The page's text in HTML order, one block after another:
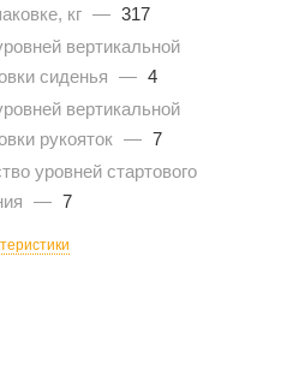
кг — 317
вертикальной
сиденья — 4
вертикальной
рукояток — 7
уровней стартового
— 7